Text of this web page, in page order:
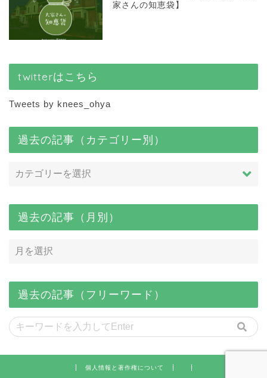
家さんの知恵袋】
twitterはこちら
Tweets by knees_ohya
過去の記事（カテゴリー別）
過去の記事（月別）
過去の記事（フリーワード）
個人情報と著作権について